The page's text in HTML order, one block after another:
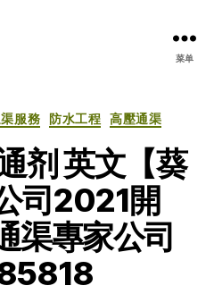
菜单
分
服務 防水工程 高壓通渠
剂 英文【葵
司2021開
渠專家公司